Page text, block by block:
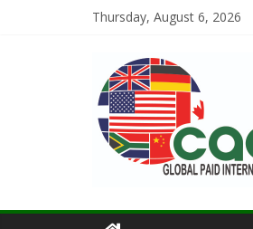
Thursday, August 6, 2026